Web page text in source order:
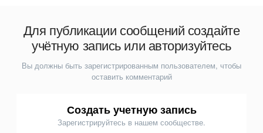
Для публикации сообщений создайте
учётную запись или авторизуйтесь
Вы должны быть зарегистрированным пользователем, чтобы
оставить комментарий
Создать учетную запись
Зарегистрируйтесь в нашем сообществе.